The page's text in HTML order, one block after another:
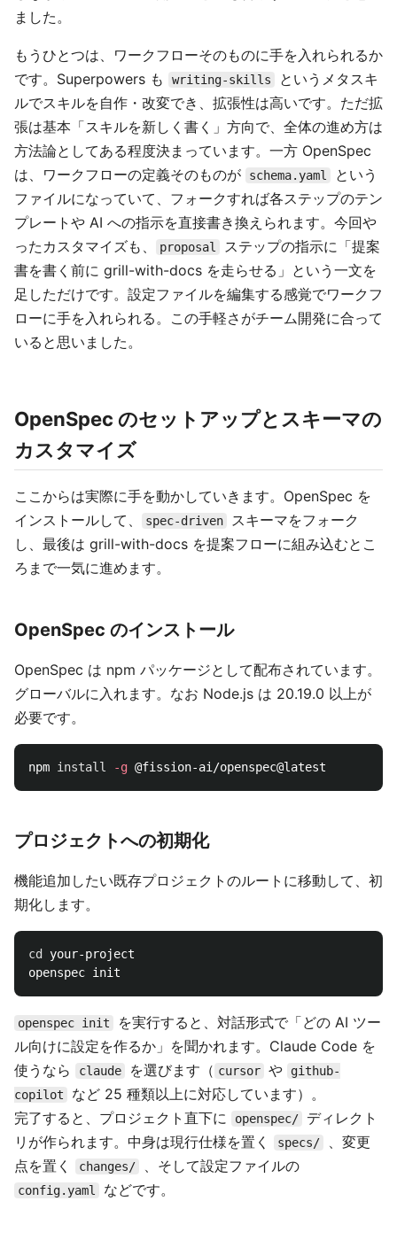
ました。
もうひとつは、ワークフローそのものに手を入れられるか
です。Superpowers も
writing-skills
というメタスキ
ルでスキルを自作・改変でき、拡張性は高いです。ただ拡
張は基本「スキルを新しく書く」方向で、全体の進め方は
方法論としてある程度決まっています。一方 OpenSpec
は、ワークフローの定義そのものが
schema.yaml
という
ファイルになっていて、フォークすれば各ステップのテン
プレートや AI への指示を直接書き換えられます。今回や
ったカスタマイズも、
proposal
ステップの指示に「提案
書を書く前に grill-with-docs を走らせる」という一文を
足しただけです。設定ファイルを編集する感覚でワークフ
ローに手を入れられる。この手軽さがチーム開発に合って
いると思いました。
OpenSpec のセットアップとスキーマの
カスタマイズ
ここからは実際に手を動かしていきます。OpenSpec を
インストールして、
spec-driven
スキーマをフォーク
し、最後は grill-with-docs を提案フローに組み込むとこ
ろまで一気に進めます。
OpenSpec のインストール
OpenSpec は npm パッケージとして配布されています。
グローバルに入れます。なお Node.js は 20.19.0 以上が
必要です。
npm install -g
プロジェクトへの初期化
機能追加したい既存プロジェクトのルートに移動して、初
期化します。
cd your-project
openspec init
を実行すると、対話形式で「どの AI ツー
ル向けに設定を作るか」を聞かれます。Claude Code を
使うなら
claude を選びます（ cursor や
github-
copilot
など 25 種類以上に対応しています）。
完了すると、プロジェクト直下に
openspec/
ディレクト
リが作られます。中身は現行仕様を置く
specs/
、変更
点を置く
changes/ 、そして設定ファイルの
config.yaml などです。